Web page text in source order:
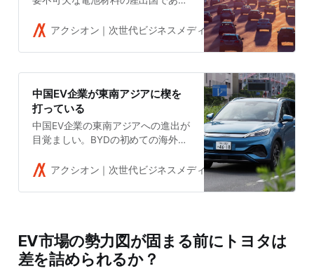
目」と目されている。同国ではEV投
盤がゆらぎ始めている。
アクシオン｜次世代ビジネスメディア 吉田拓史
中国EV企業が東南アジアに楔を
打っている
中国EV企業の東南アジアへの進出が
目覚ましい。BYDの初めての海外工
したEVの現地市場投入が相次ぐ。同
いる。
アクシオン｜次世代ビジネスメディア 吉田拓史
EV市場の勢力図が固まる前にトヨタは
差を詰められるか？